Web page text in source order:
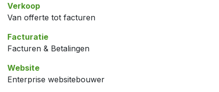
Verkoop
Van offerte tot facturen
Facturatie
Facturen & Betalingen
Website
Enterprise websitebouwer